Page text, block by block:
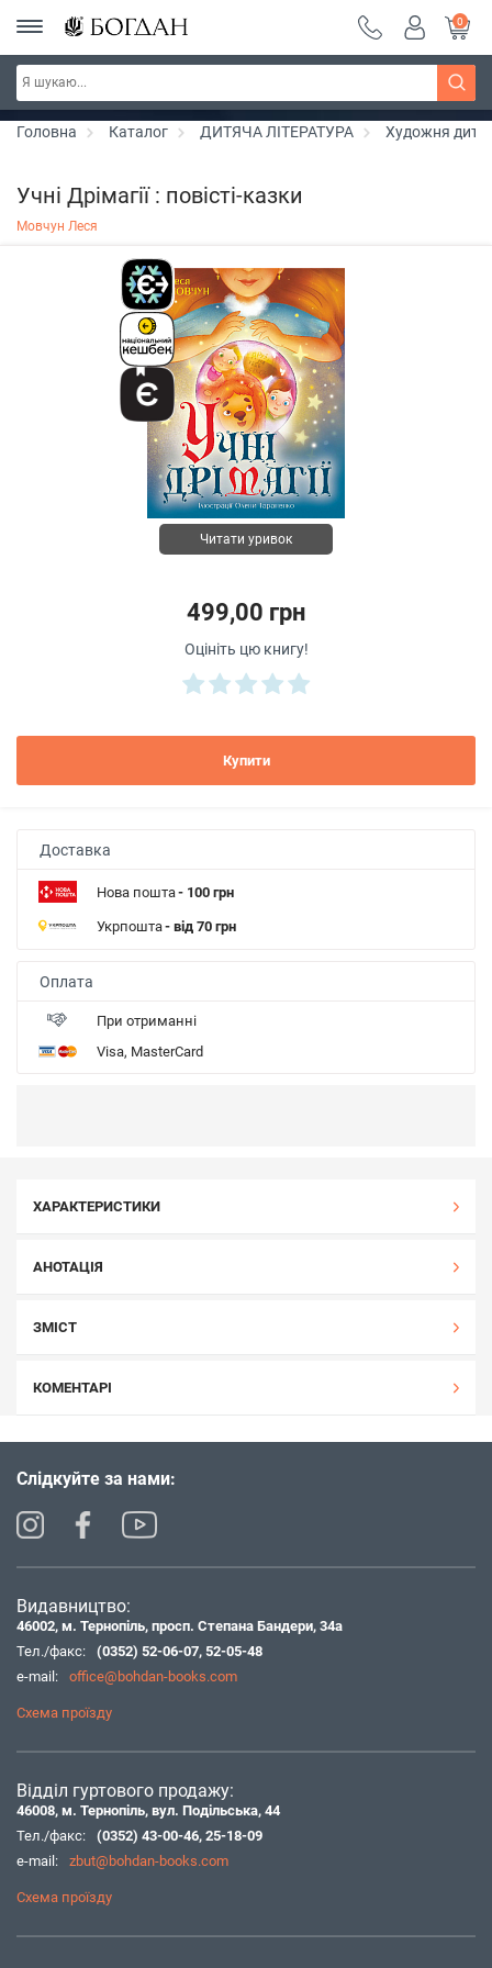
РОЗПРОДАЖ ~ 150 грн ~ 200 грн ~ 250 грн ~
300 грн ~ РОЗПРОДАЖ
Дізнатись більше
0
Головна Каталог ДИТЯЧА ЛІТЕРАТУРА Художня
Учні Дрімагії : повісті-казки
Мовчун Леся
Читати уривок
499,00 грн
Оцініть цю книгу!
Купити
Доставка
Нова пошта- 100 грн
Укрпошта- від 70 грн
Оплата
При отриманні
Visa, MasterCard
ХАРАКТЕРИСТИКИ
АНОТАЦІЯ
ЗМІСТ
КОМЕНТАРІ
Слідкуйте за нами:
Видавництво:
46002, м. Тернопіль, просп. Степана Бандери, 34а
Тел./факс:
(0352) 52-06-07, 52-05-48
e-mail:
office@bohdan-books.com
Схема проїзду
Відділ гуртового продажу:
46008, м. Тернопіль, вул. Подільська, 44
Тел./факс:
(0352) 43-00-46, 25-18-09
e-mail:
zbut@bohdan-books.com
Схема проїзду